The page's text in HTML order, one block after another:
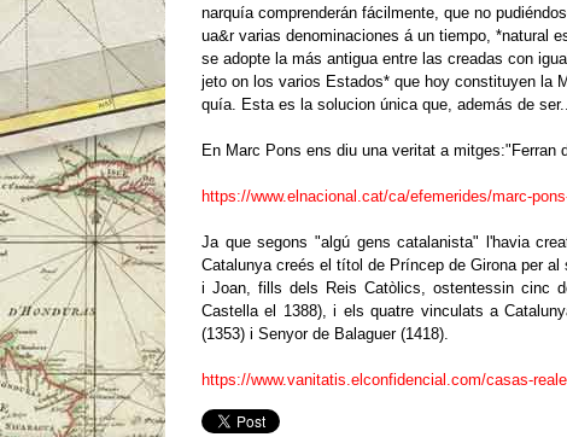
narquía comprenderán fácilmente, que no
ua&r varias denominaciones á un tiempo, *natural
se adopte la más antigua entre las creadas con
jeto on los varios Estados* que hoy constituyen la
quía. Esta es la solucion única que, además de
En Marc Pons ens diu una veritat a
https://www.elnacional.cat/ca/efemerides/marc-
Ja que segons "algú gens catalanista" l'havia
Catalunya creés el títol de Príncep de Girona per
i Joan, fills dels Reis Catòlics, ostentessin cinc
Castella el 1388), i els quatre vinculats a
(1353) i Senyor de Balaguer (1418).
https://www.vanitatis.elconfidencial.com/casas-